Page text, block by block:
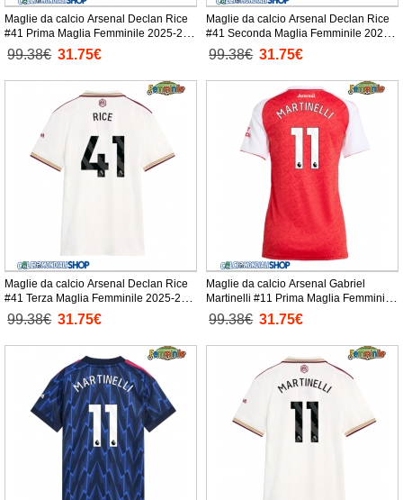
Maglie da calcio Arsenal Declan Rice
#41 Prima Maglia Femminile 2025-26
Manica Corta
99.38€ 31.75€
Maglie da calcio Arsenal Declan Rice
#41 Seconda Maglia Femminile 2025-
26 Manica Corta
99.38€ 31.75€
Maglie da calcio Arsenal Declan Rice
#41 Terza Maglia Femminile 2025-26
Manica Corta
99.38€ 31.75€
Maglie da calcio Arsenal Gabriel
Martinelli #11 Prima Maglia Femminile
2025-26 Manica Corta
99.38€ 31.75€